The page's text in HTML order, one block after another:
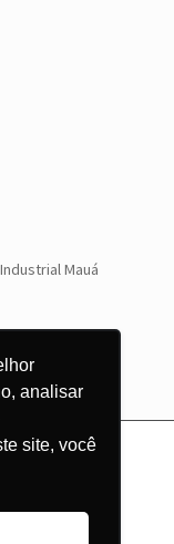
analisar
site, você
Mauá
reservados |